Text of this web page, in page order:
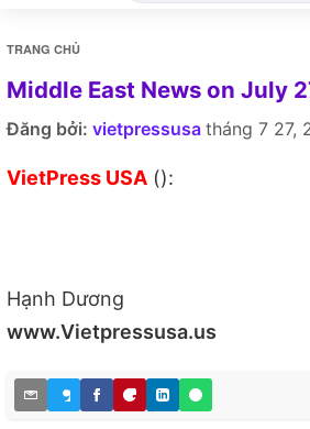
TRANG CHỦ
Middle East News on July
Đăng bởi: vietpressusa tháng 7 27,
VietPress USA ():
Hạnh Dương
www.Vietpressusa.us